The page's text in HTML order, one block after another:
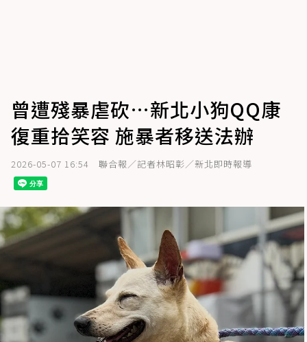
曾遭殘暴虐砍…新北小狗QQ康
復重拾笑容 施暴者移送法辦
2026-05-07 16:54 聯合報／記者林昭彰／新北即時報導